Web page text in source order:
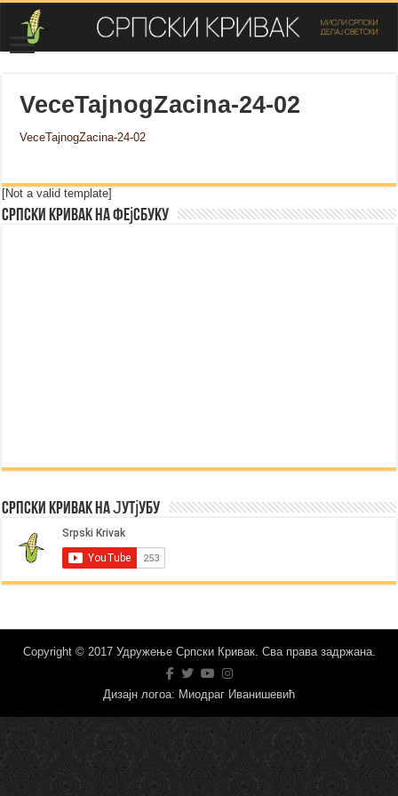
VeceTajnogZacina-24-02
VeceTajnogZacina-24-02
[Not a valid template]
Српски Кривак на Фејсбуку
Српски Кривак на Јутјубу
Copyright © 2017 Удружење Српски Кривак. Сва права задржана.
Дизајн логоа: Миодраг Иванишевић